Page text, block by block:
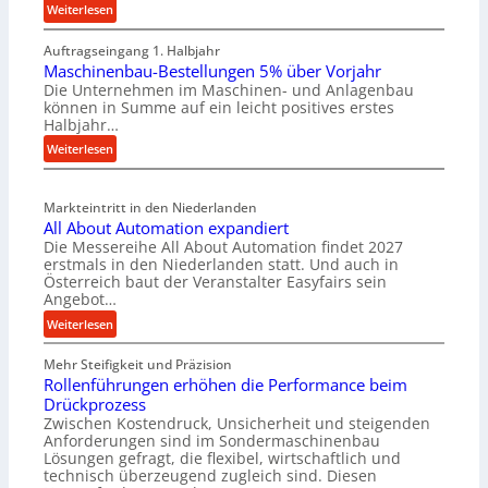
Weiterlesen:
M
a
t
e
r
i
a
l
e
r
s
o
u
n
g
e
n
t
s
p
Auftragseingang 1. Halbjahr
Maschinenbau-Bestellungen 5% über Vorjahr
Die Unternehmen im Maschinen- und Anlagenbau
können in Summe auf ein leicht positives erstes
Halbjahr…
Weiterlesen:
M
s
c
h
i
n
e
n
a
u
B
e
s
Markteintritt in den Niederlanden
All About Automation expandiert
Die Messereihe All About Automation findet 2027
erstmals in den Niederlanden statt. Und auch in
Österreich baut der Veranstalter Easyfairs sein
Angebot…
Weiterlesen:
A
l
l
A
b
o
u
Mehr Steifigkeit und Präzision
Rollenführungen erhöhen die Performance beim
Drückprozess
Zwischen Kostendruck, Unsicherheit und steigenden
Anforderungen sind im Sondermaschinenbau
Lösungen gefragt, die flexibel, wirtschaftlich und
technisch überzeugend zugleich sind. Diesen